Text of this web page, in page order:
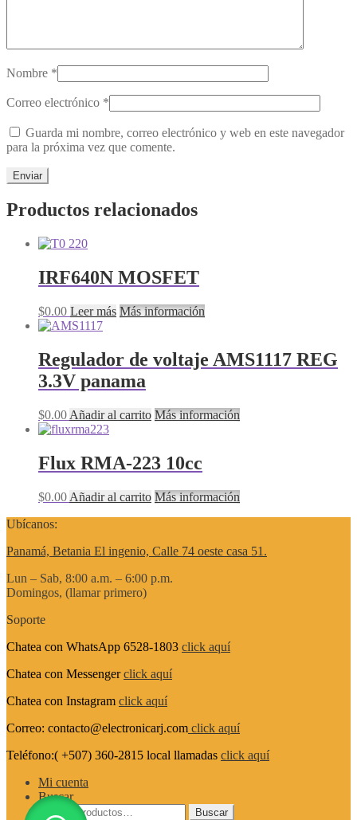
Nombre *
Correo electrónico *
Guarda mi nombre, correo electrónico y web en este navegador
para la próxima vez que comente.
Productos relacionados
IRF640N MOSFET
$0.00 Leer más Más información
Regulador de voltaje AMS1117 REG
3.3V panama
$0.00 Añadir al carrito Más información
Flux RMA-223 10cc
$0.00 Añadir al carrito Más información
Ubícanos:
Panamá, Betania El ingenio, Calle 74 oeste casa 51.
Lun – Sab, 8:00 a.m. – 6:00 p.m.
Domingos, (llamar primero)
Soporte
Chatea con WhatsApp 6528-1803 click aquí
Chatea con Messengerclick aquí
Chatea con Instagram click aquí
Correo: contacto@electronicarj.com click aquí
Teléfono:( +507) 360-2815 local llamadas click aquí
Mi cuenta
Buscar
Buscar